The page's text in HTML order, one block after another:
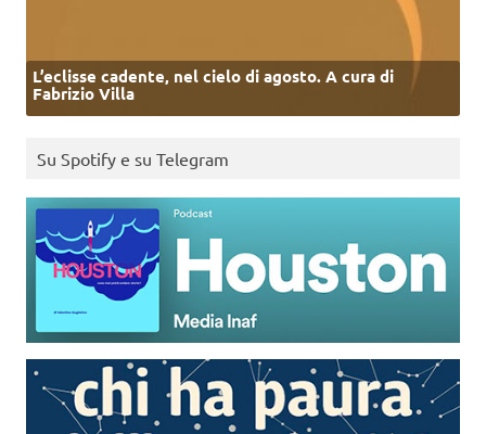
L’eclisse cadente, nel cielo di agosto. A cura di
Fabrizio Villa
Su Spotify e su Telegram